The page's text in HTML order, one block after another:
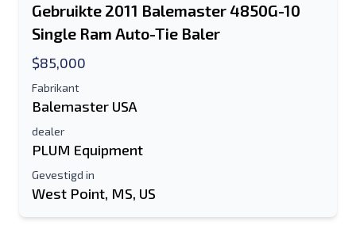
Gebruikte 2011 Balemaster 4850G-10
Single Ram Auto-Tie Baler
$85,000
Fabrikant
Balemaster USA
dealer
PLUM Equipment
Gevestigd in
West Point, MS, US